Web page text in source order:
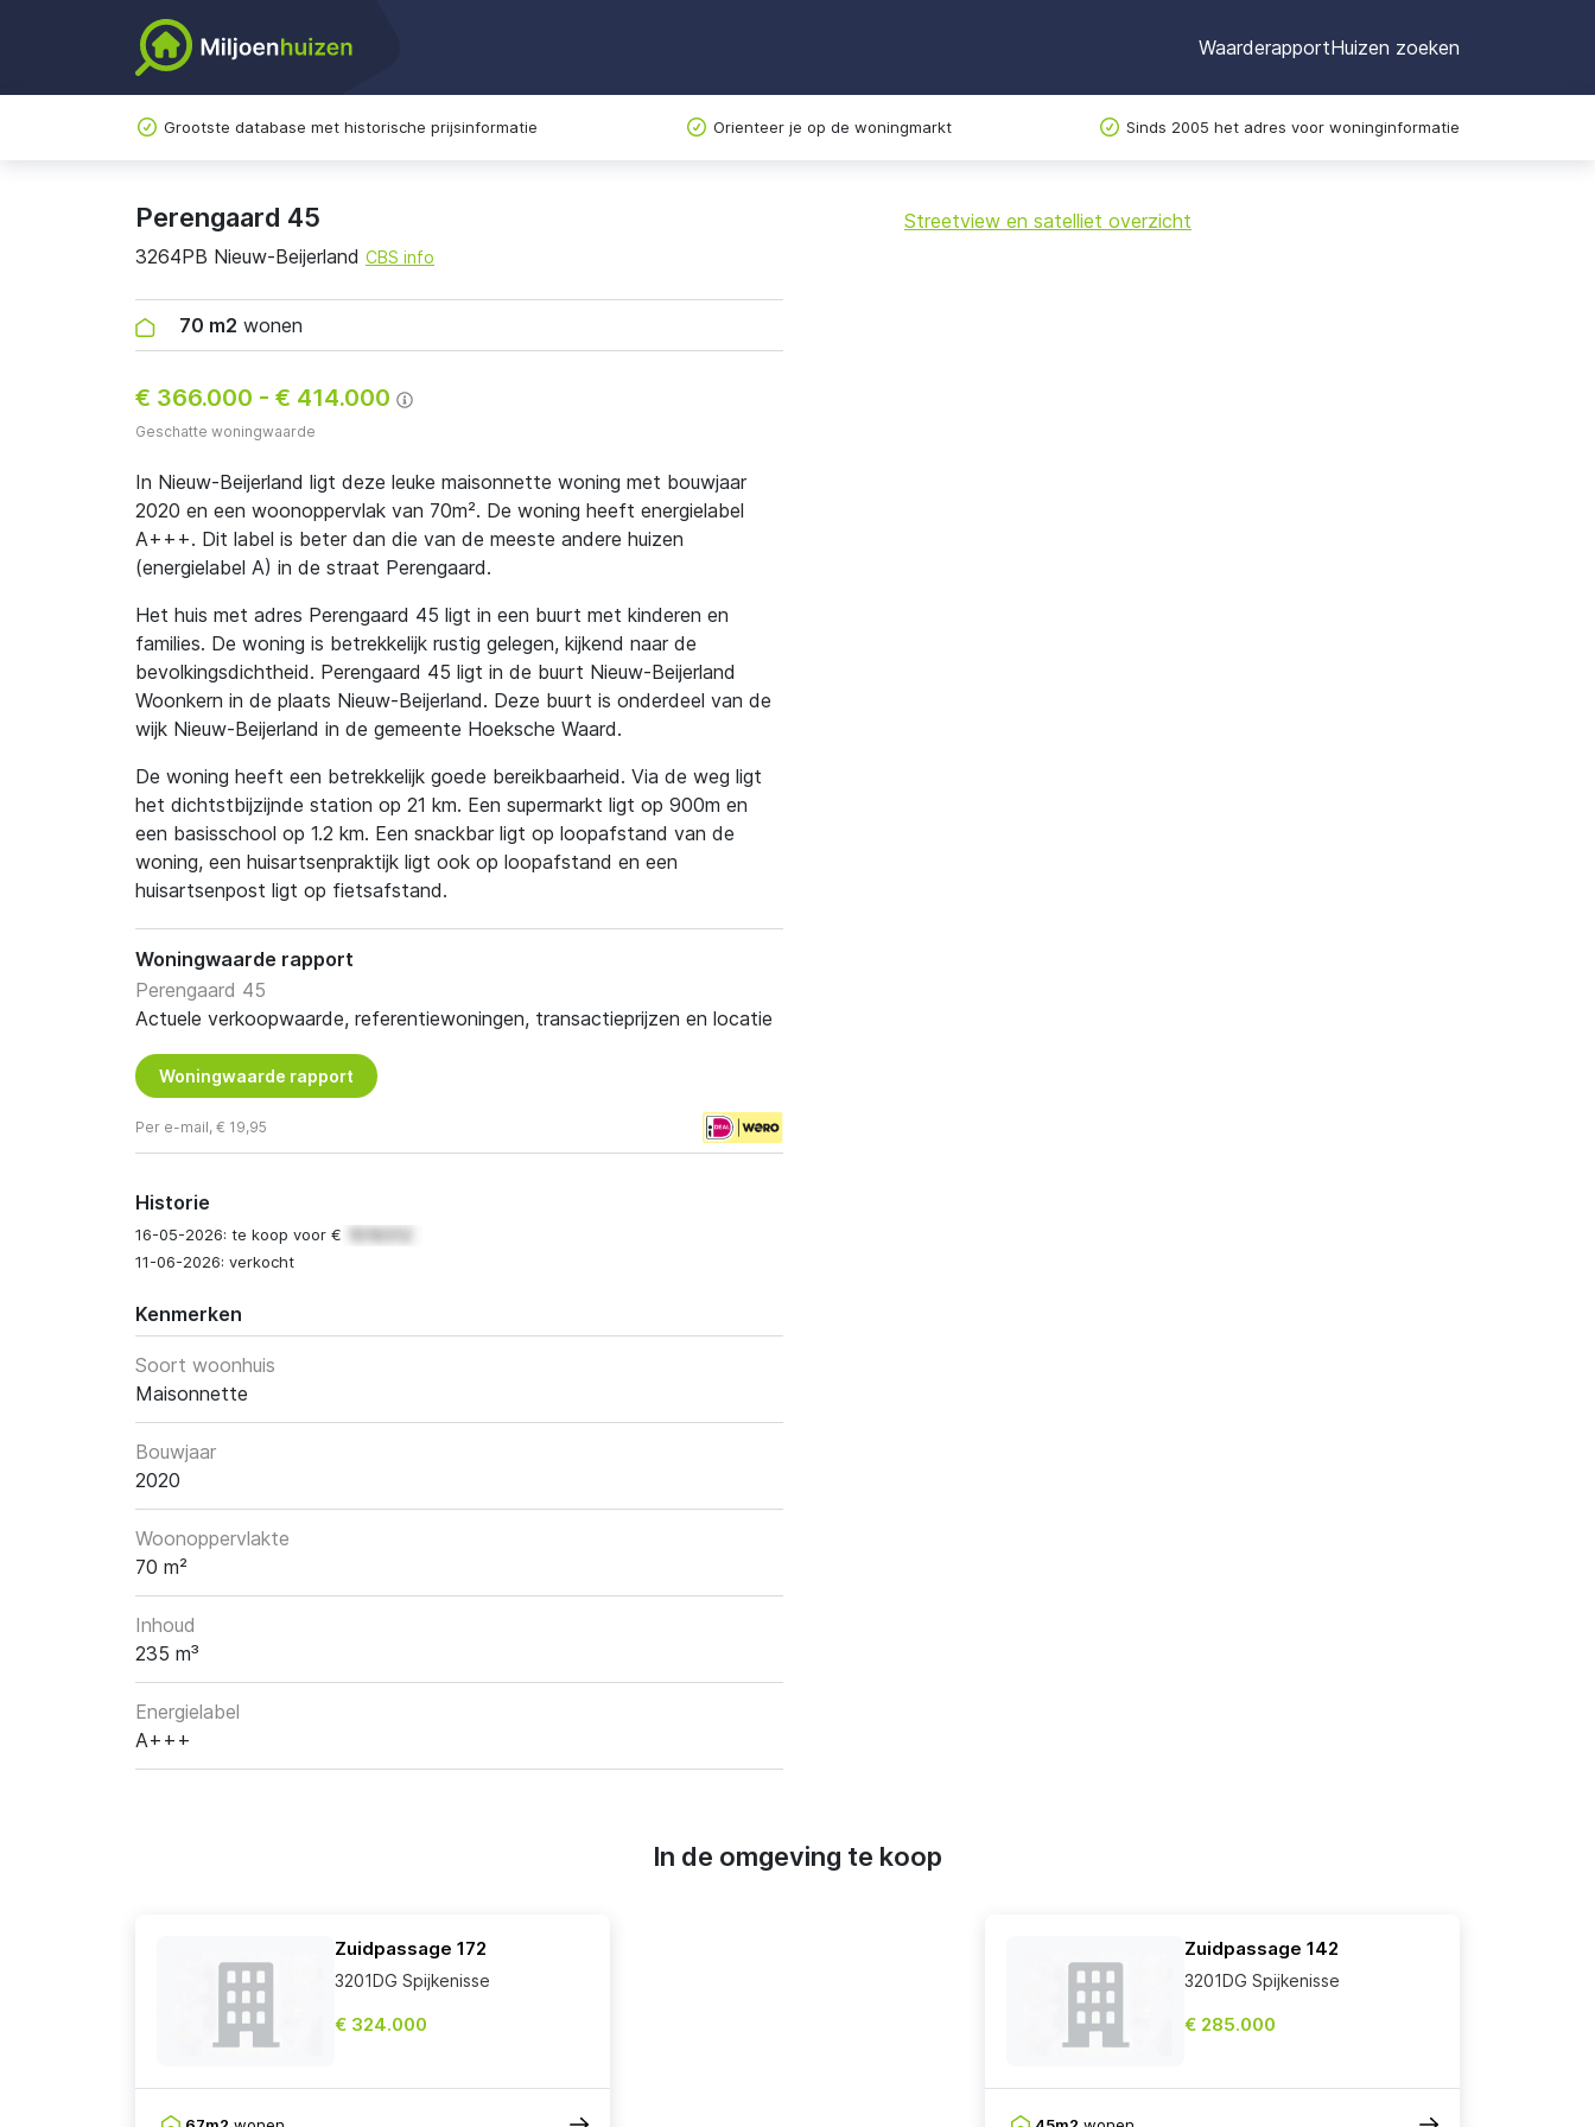
WaarderapportHuizen zoeken
Grootste database met historische prijsinformatie Orienteer je op de woningmarkt Sinds 2005 het adres voor woninginformatie
Perengaard 45
3264PB Nieuw-Beijerland CBS info
70 m2 wonen
€ 366.000 - € 414.000
Geschatte woningwaarde
In Nieuw-Beijerland ligt deze leuke maisonnette woning met bouwjaar
2020 en een woonoppervlak van 70m². De woning heeft energielabel
A+++. Dit label is beter dan die van de meeste andere huizen
(energielabel A) in de straat Perengaard.
Het huis met adres Perengaard 45 ligt in een buurt met kinderen en
families. De woning is betrekkelijk rustig gelegen, kijkend naar de
bevolkingsdichtheid. Perengaard 45 ligt in de buurt Nieuw-Beijerland
Woonkern in de plaats Nieuw-Beijerland. Deze buurt is onderdeel van de
wijk Nieuw-Beijerland in de gemeente Hoeksche Waard.
De woning heeft een betrekkelijk goede bereikbaarheid. Via de weg ligt
het dichtstbijzijnde station op 21 km. Een supermarkt ligt op 900m en
een basisschool op 1.2 km. Een snackbar ligt op loopafstand van de
woning, een huisartsenpraktijk ligt ook op loopafstand en een
huisartsenpost ligt op fietsafstand.
Woningwaarde rapport
Perengaard 45
Actuele verkoopwaarde, referentiewoningen, transactieprijzen en locatie
Woningwaarde rapport
Per e-mail, € 19,95
Historie
16-05-2026: te koop voor €
11-06-2026: verkocht
Kenmerken
Soort woonhuis
Maisonnette
Bouwjaar
2020
Woonoppervlakte
70 m²
Inhoud
235 m³
Energielabel
A+++
+
Streetview en satelliet overzicht
In de omgeving te koop
Zuidpassage 172
3201DG Spijkenisse
€ 324.000
Zuidpassage 142
3201DG Spijkenisse
€ 285.000